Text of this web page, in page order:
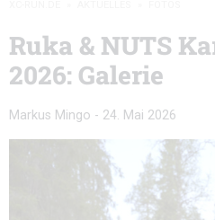
Ruka & NUTS
2026: Galerie
Markus Mingo - 24. Mai 2026